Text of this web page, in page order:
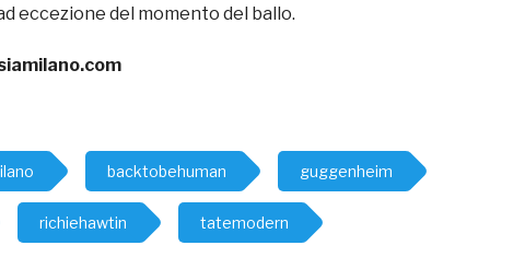
eccezione del momento del ballo.
backtobehuman guggenheim
richiehawtin tatemodern